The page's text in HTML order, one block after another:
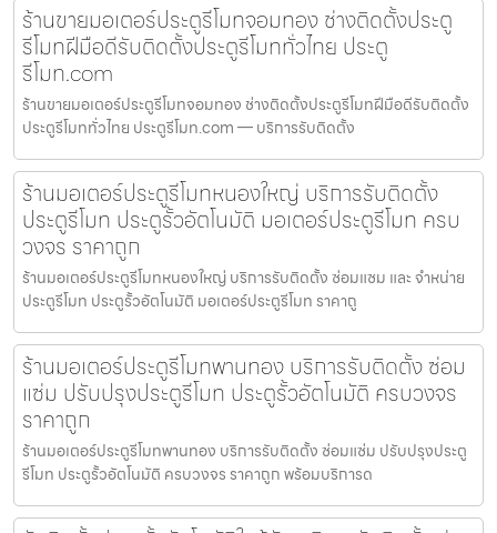
ร้านขายมอเตอร์ประตูรีโมทจอมทอง ช่างติดตั้งประตู
รีโมทฝีมือดีรับติดตั้งประตูรีโมททั่วไทย ประตู
รีโมท.com
ร้านขายมอเตอร์ประตูรีโมทจอมทอง ช่างติดตั้งประตูรีโมทฝีมือดีรับติดตั้ง
ประตูรีโมททั่วไทย ประตูรีโมท.com — บริการรับติดตั้ง
ร้านมอเตอร์ประตูรีโมทหนองใหญ่ บริการรับติดตั้ง
ประตูรีโมท ประตูรั้วอัตโนมัติ มอเตอร์ประตูรีโมท ครบ
วงจร ราคาถูก
ร้านมอเตอร์ประตูรีโมทหนองใหญ่ บริการรับติดตั้ง ซ่อมแซม และ จำหน่าย
ประตูรีโมท ประตูรั้วอัตโนมัติ มอเตอร์ประตูรีโมท ราคาถู
ร้านมอเตอร์ประตูรีโมทพานทอง บริการรับติดตั้ง ซ่อม
แซ่ม ปรับปรุงประตูรีโมท ประตูรั้วอัตโนมัติ ครบวงจร
ราคาถูก
ร้านมอเตอร์ประตูรีโมทพานทอง บริการรับติดตั้ง ซ่อมแซ่ม ปรับปรุงประตู
รีโมท ประตูรั้วอัตโนมัติ ครบวงจร ราคาถูก พร้อมบริการด